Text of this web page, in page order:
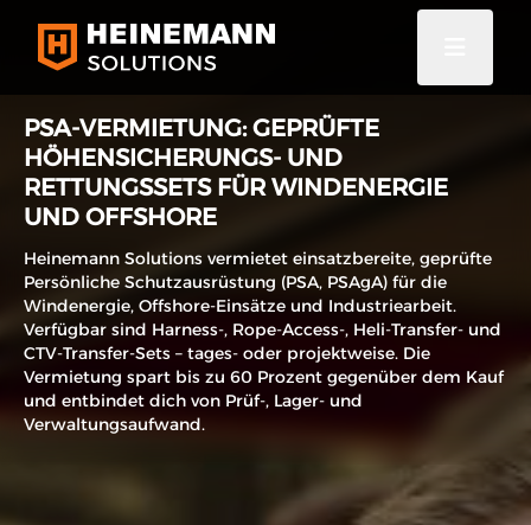
PSA-VERMIETUNG: GEPRÜFTE
HÖHENSICHERUNGS- UND
RETTUNGSSETS FÜR WINDENERGIE
UND OFFSHORE
Heinemann Solutions vermietet einsatzbereite, geprüfte
Persönliche Schutzausrüstung (PSA, PSAgA) für die
Windenergie, Offshore-Einsätze und Industriearbeit.
Verfügbar sind Harness-, Rope-Access-, Heli-Transfer- und
CTV-Transfer-Sets – tages- oder projektweise. Die
Vermietung spart bis zu 60 Prozent gegenüber dem Kauf
und entbindet dich von Prüf-, Lager- und
Verwaltungsaufwand.